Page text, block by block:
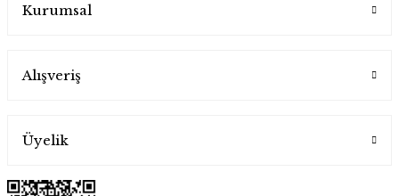
Kurumsal
Alışveriş
Üyelik